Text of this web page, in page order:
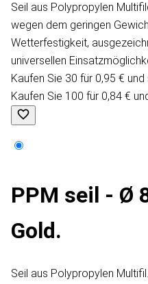
Seil aus Polypropylen
wegen dem geringen
Wetterfestigkeit,
universellen
Kaufen Sie 30 für 0,95 €
Kaufen Sie 100 für 0,84 €
PPM seil - Ø
Gold.
Seil aus Polypropylen